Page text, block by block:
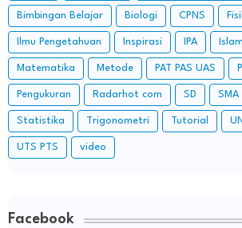
Bimbingan Belajar Biologi CPNS
Ilmu Pengetahuan Inspirasi IPA
Matematika Metode PAT PAS UAS
Pengukuran Radarhot com SD SMA
Statistika Trigonometri Tutorial
UTS PTS video
Facebook